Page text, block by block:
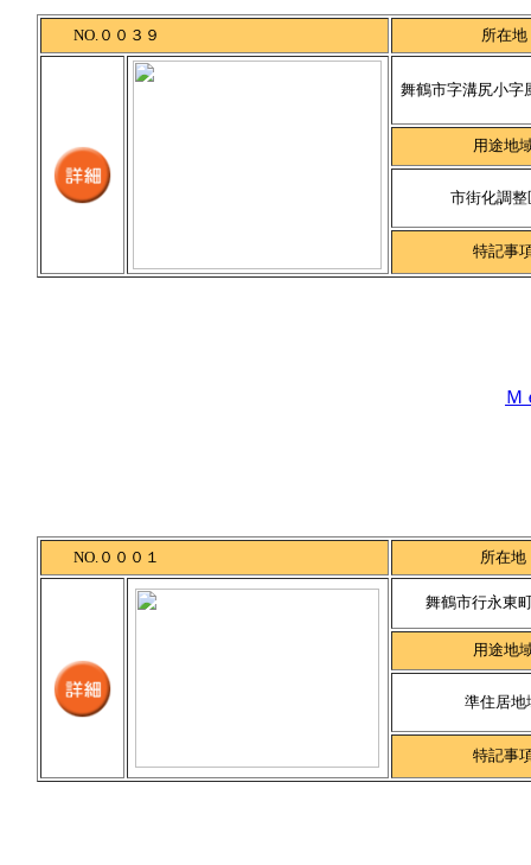
NO.００３９ 所在地
舞鶴市字溝尻小字
用途地
市街化調整
特記事
Ｍ
NO.０００１ 所在地
舞鶴市行永東
用途地
準住居地
特記事